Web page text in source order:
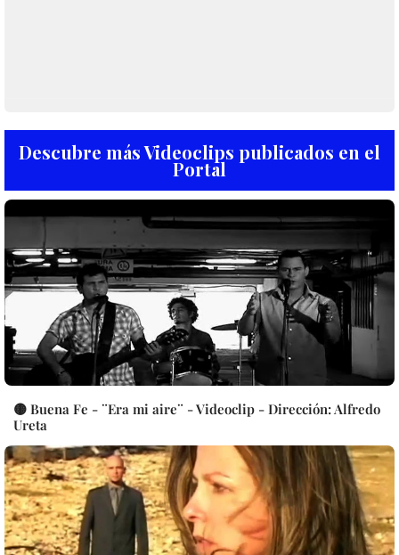
Descubre más Videoclips publicados en el
Portal
🟡 Buena Fe - ¨Era mi aire¨ - Videoclip - Dirección: Alfredo
Ureta